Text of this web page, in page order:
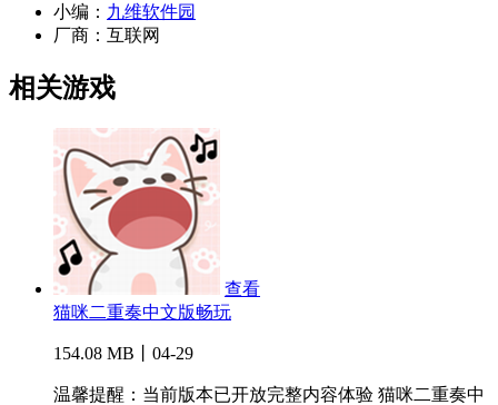
小编： 九维软件园
厂商： 互联网
相关游戏
查看
猫咪二重奏中文版畅玩
154.08 MB丨04-29
温馨提醒：当前版本已开放完整内容体验 猫咪二重奏中